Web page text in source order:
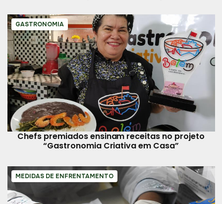
GASTRONOMIA
Chefs premiados ensinam receitas no projeto
“Gastronomia Criativa em Casa”
MEDIDAS DE ENFRENTAMENTO